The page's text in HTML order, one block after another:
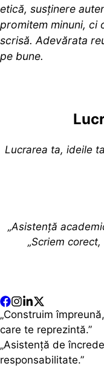
etică, susținere
promitem minuni, ci
scrisă. Adevărata
pe bune.
Lucrarea ta, ideile
„Asistență
„Scriem
„Construim
care te reprezintă.”
„Asistență de
responsabilitate.”